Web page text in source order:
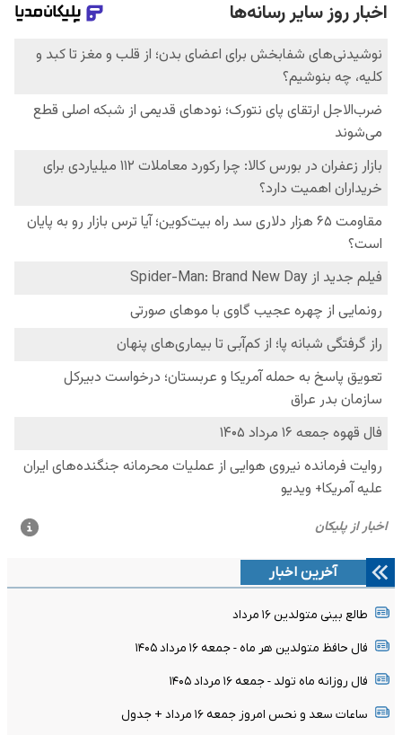
آخرین اخبار
طالع بینی متولدین ۱۶ مرداد
فال حافظ متولدین هر ماه - جمعه ۱۶ مرداد ۱۴۰۵
فال روزانه ماه تولد - جمعه ۱۶ مرداد ۱۴۰۵
ساعات سعد و نحس امروز جمعه ۱۶ مرداد + جدول